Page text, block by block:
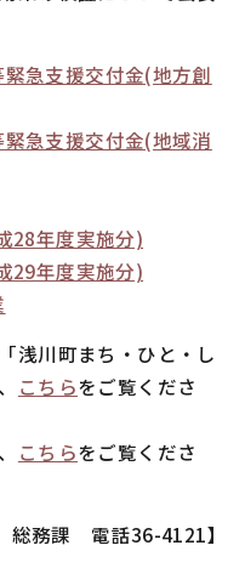
急支援交付金(地方創
急支援交付金(地域消
28年度実施分)
29年度実施分)
浅川町まち・ひと・し
こちらをご覧くださ
こちらをご覧くださ
総務課 電話36-4121】